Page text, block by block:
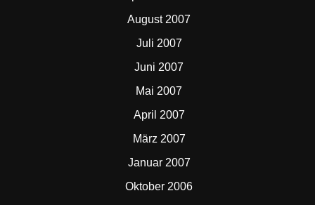
August 2007
Juli 2007
Juni 2007
Mai 2007
April 2007
März 2007
Januar 2007
Oktober 2006